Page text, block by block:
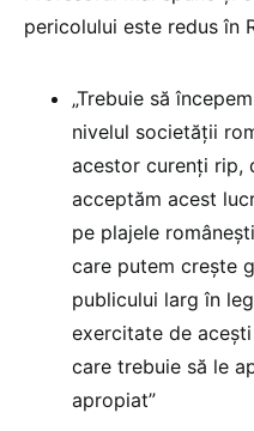
pericolului este redus în
„Trebuie să
nivelul societății
acestor curenți rip,
acceptăm acest
pe plajele
care putem crește
publicului larg în
exercitate de
care trebuie să le
apropiat”